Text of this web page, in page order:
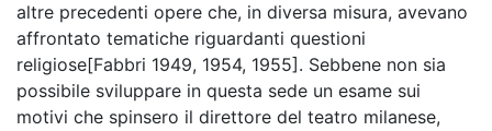
altre precedenti opere che, in diversa misura, avevano
affrontato tematiche riguardanti questioni
religiose[Fabbri 1949, 1954, 1955]. Sebbene non sia
possibile sviluppare in questa sede un esame sui
motivi che spinsero il direttore del teatro milanese,